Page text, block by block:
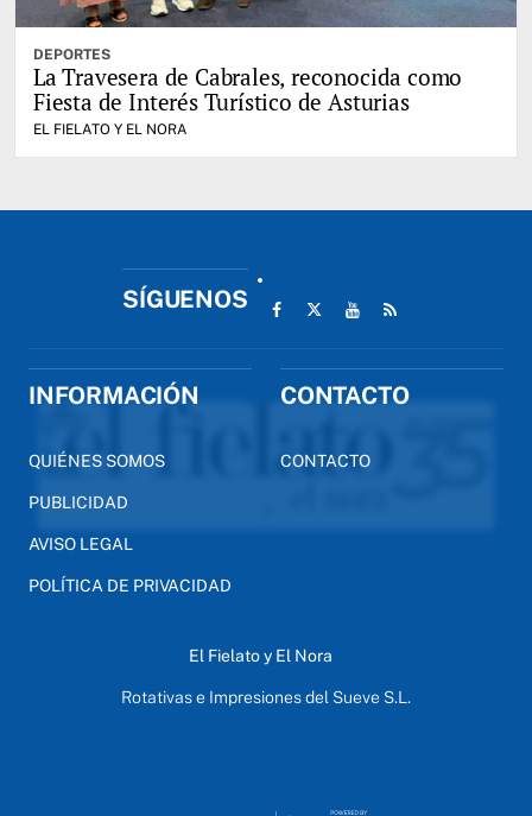
DEPORTES
La Travesera de Cabrales, reconocida como
Fiesta de Interés Turístico de Asturias
EL FIELATO Y EL NORA
SÍGUENOS
INFORMACIÓN
QUIÉNES SOMOS
PUBLICIDAD
AVISO LEGAL
POLÍTICA DE PRIVACIDAD
CONTACTO
CONTACTO
El Fielato y El Nora
Rotativas e Impresiones del Sueve S.L.